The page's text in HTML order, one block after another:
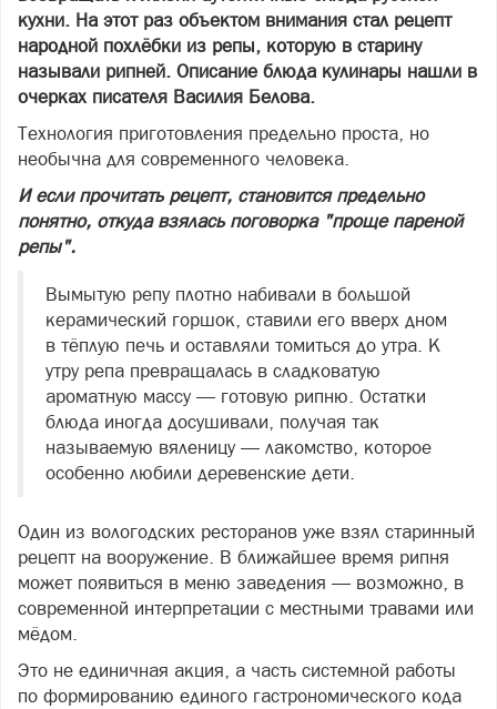
кухни. На этот раз объектом внимания стал рецепт
народной похлёбки из репы, которую в старину
называли рипней. Описание блюда кулинары нашли в
очерках писателя Василия Белова.
Технология приготовления предельно проста, но
необычна для современного человека.
И если прочитать рецепт, становится предельно
понятно, откуда взялась поговорка "проще пареной
репы".
Вымытую репу плотно набивали в большой
керамический горшок, ставили его вверх дном
в тёплую печь и оставляли томиться до утра. К
утру репа превращалась в сладковатую
ароматную массу — готовую рипню. Остатки
блюда иногда досушивали, получая так
называемую вяленицу — лакомство, которое
особенно любили деревенские дети.
Один из вологодских ресторанов уже взял старинный
рецепт на вооружение. В ближайшее время рипня
может появиться в меню заведения — возможно, в
современной интерпретации с местными травами или
мёдом.
Это не единичная акция, а часть системной работы
по формированию единого гастрономического кода